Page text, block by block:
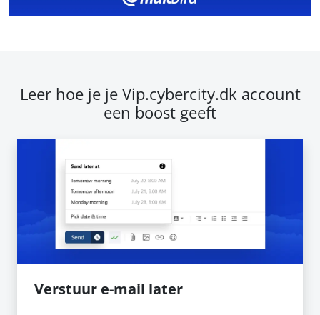
Leer hoe je je Vip.cybercity.dk account
een boost geeft
Verstuur e-mail later